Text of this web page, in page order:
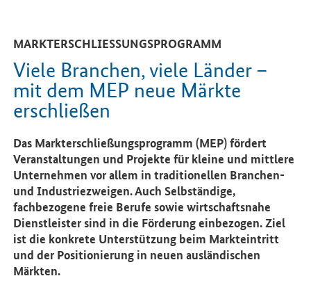
MARKTERSCHLIESSUNGSPROGRAMM
Viele Branchen, viele Länder –
mit dem MEP neue Märkte
erschließen
Das Markterschließungsprogramm (MEP) fördert
Veranstaltungen und Projekte für kleine und mittlere
Unternehmen vor allem in traditionellen Branchen-
und Industriezweigen. Auch Selbständige,
fachbezogene freie Berufe sowie wirtschaftsnahe
Dienstleister sind in die Förderung einbezogen. Ziel
ist die konkrete Unterstützung beim Markteintritt
und der Positionierung in neuen ausländischen
Märkten.